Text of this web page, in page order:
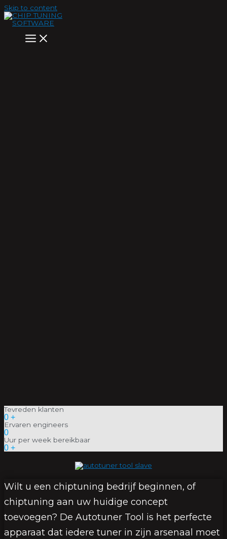
Skip to content
Tevreden klanten
0 +
Ervaren engineers
0
Uur per week bereikbaar
0 +
Wilt u een chiptuning bedrijf beginnen, of
chiptuning aan uw huidige concept
toevoegen? De Autotuner Tool is het perfecte
apparaat dat iedere tuner in zijn arsenaal moet